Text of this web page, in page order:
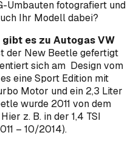
Umbauten fotografiert und
Ihr Modell dabei?
es zu Autogas VW
der New Beetle gefertigt
sich am Design vom
eine Sport Edition mit
Motor und ein 2,3 Liter
wurde 2011 von dem
z. B. in der 1,4 TSI
– 10/2014).